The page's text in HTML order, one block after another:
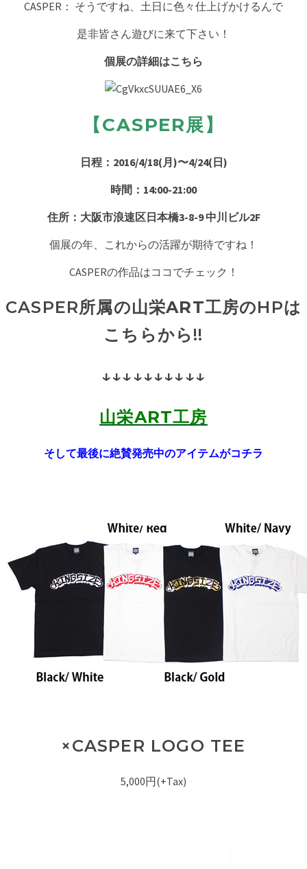
CASPER： そうですね、土日に色々仕上げかけるんで
是非皆さん遊びに来て下さい！
個展の詳細はこちら
【CASPER展】
日程：2016/4/18(月)〜4/24(日)
時間：14:00-21:00
住所：大阪市浪速区日本橋3-8-9 中川ビル2F
個展の年、これからの活躍が期待ですね！
CASPERの作品はココでチェック！
CASPER所属の山栄ART工房のHPは
こちらから!!
↓↓↓↓↓↓↓↓↓↓
山栄ART工房
そして最後に絶賛発売中のアイテムがコチラ
×CASPER LOGO TEE
5,000円(+Tax)